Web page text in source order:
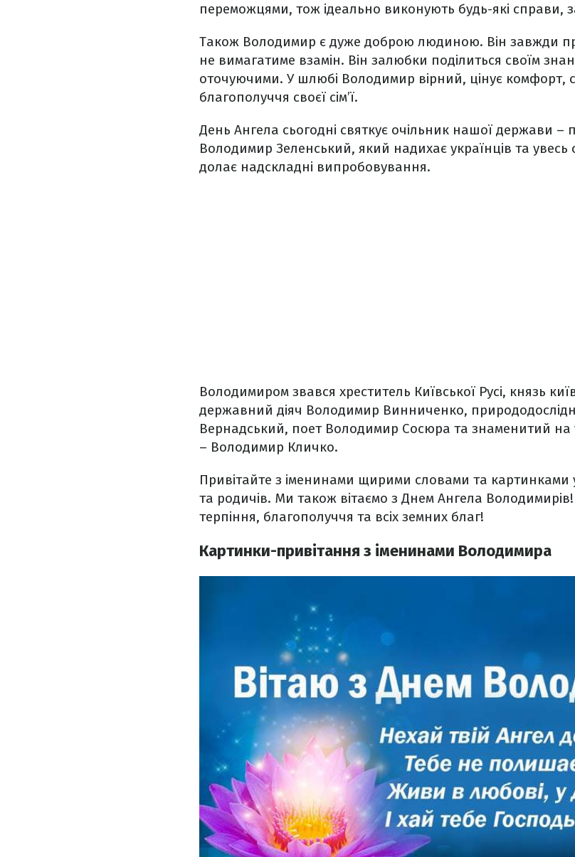
переможцями, тож ідеально виконують будь-які справи,
Також Володимир є дуже доброю людиною. Він завжди
не вимагатиме взамін. Він залюбки поділиться своїм
оточуючими. У шлюбі Володимир вірний, цінує комфорт,
благополуччя своєї сім’ї.
День Ангела сьогодні святкує очільник нашої держави –
Володимир Зеленський, який надихає українців та увесь
долає надскладні випробовування.
Володимиром звався хреститель Київської Русі, князь
державний діяч Володимир Винниченко,
Вернадський, поет Володимир Сосюра та знаменитий на
– Володимир Кличко.
Привітайте з іменинами щирими словами та картинками
та родичів. Ми також вітаємо з Днем Ангела
терпіння, благополуччя та всіх земних благ!
Картинки-привітання з іменинами Володимира